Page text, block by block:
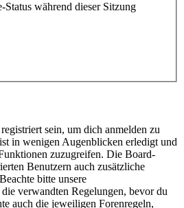
während dieser Sitzung
sein, um dich anmelden zu
in wenigen Augenblicken erledigt und
zuzugreifen. Die Board-
Benutzern auch zusätzliche
bitte unsere
verwandten Regelungen, bevor du
auch die jeweiligen Forenregeln,